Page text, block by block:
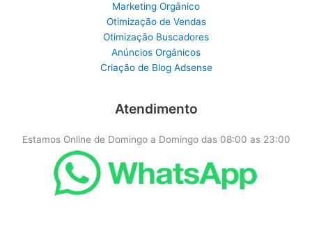
Marketing Orgânico
Otimização de Vendas
Otimização Buscadores
Anúncios Orgânicos
Criação de Blog Adsense
Atendimento
Estamos Online de Domingo a Domingo das 08:00 as 23:00